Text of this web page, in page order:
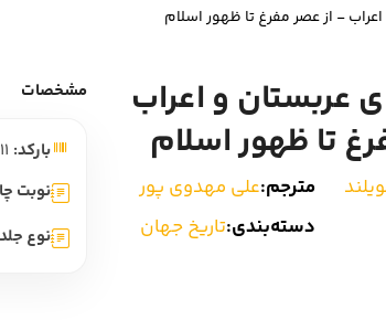
کوتاه ایرانی
شعر
شرح و
ادبیات انگلیس
روسیه
ادبیات آمریکای لاتین
- از عصر مفرغ تا ظهور اسلام
عربستان و اعراب
تا ظهور اسلام
مترجم:علی مهدوی پور
دسته‌بندی:تاریخ جهان
مشخصات
بارکد:
نوبت
نوع